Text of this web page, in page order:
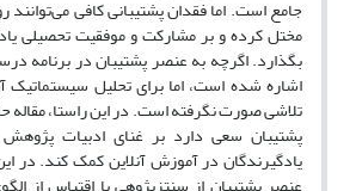
جامع است. اما فقدان پشتیبانی کافی می‌توانند
مختل کرده و بر مشارکت و موفقیت تحصیلی
بگذارد. اگرچه به عنصر پشتیبان در برنامه
اشاره شده است، اما برای تحلیل سیستماتیک
تلاشی صورت نگرفته است. در این راستا، مقاله
پشتیبان سعی دارد بر غنای ادبیات
یادگیرندگان در آموزش آنلاین کمک ‌کند. در